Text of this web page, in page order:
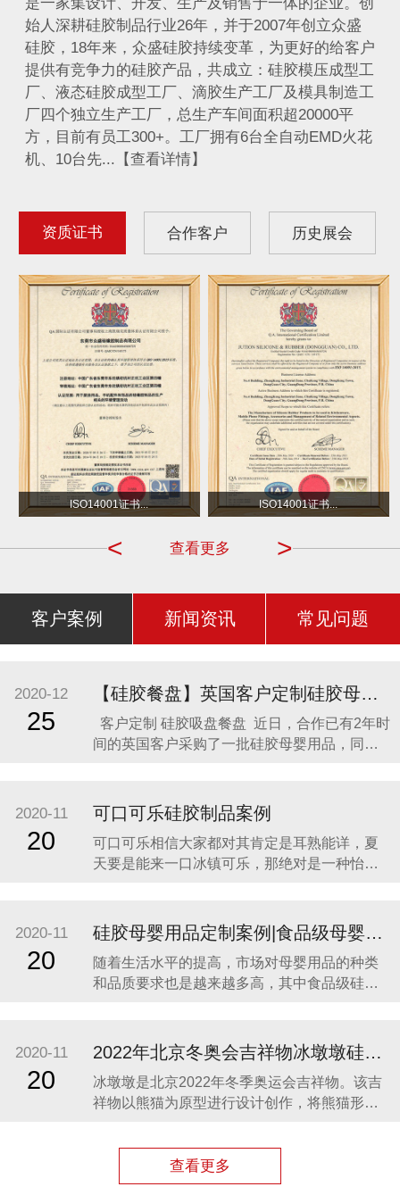
始人深耕硅胶制品行业26年，并于2007年创立众盛
硅胶，18年来，众盛硅胶持续变革，为更好的给客户
提供有竞争力的硅胶产品，共成立：硅胶模压成型工
厂、液态硅胶成型工厂、滴胶生产工厂及模具制造工
厂四个独立生产工厂，总生产车间面积超20000平
方，目前有员工300+。工厂拥有6台全自动EMD火花
机、10台先...【查看详情】
资质证书 合作客户 历史展会
ISO14001证书... ISO14001证书...
>
查看更多
<
沃尔玛 小不点 DOT
客户案例 新闻资讯 常见问题
2020-12
25
【硅胶餐盘】英国客户定制硅胶母婴用品 硅胶吸盘餐盘
客户定制 硅胶吸盘餐盘 近日，合作已有2年时
间的英国客户采购了一批硅胶母婴用品，同时
价格最合理，服务最贴心，正如两年来多次合
作一样。众盛硅胶不是硅胶制品行业内最好
的，但绝对是他合作过众多硅胶制品
2020-11
20
可口可乐硅胶制品案例
可口可乐相信大家都对其肯定是耳熟能详，夏
天要是能来一口冰镇可乐，那绝对是一种怡神
关联呢？ 2014年可口可乐找到我们的时候，我
们也是非常的惊讶，以为是在开玩笑。他们却
很认真的告诉我们，他们想开发一款创意有代
2020-11
20
硅胶母婴用品定制案例|食品级母婴硅胶制品
随着生活水平的提高，市场对母婴用品的种类
和品质要求也是越来越多高，其中食品级硅胶
品的的主要材料之一。众盛硅胶厂家在硅胶制
品行业深耕23年，生产的硅胶母婴用品全球使
用用户超百万。 今天我们就来分享几款热卖的
硅胶母婴
2020-11
20
2022年北京冬奥会吉祥物冰墩墩硅胶制品生产案例
冰墩墩是北京2022年冬季奥运会吉祥物。该吉
祥物以熊猫为原型进行设计创作，将熊猫形象
心，奥运组委会将吉祥物冰墩墩放到东莞生
产，而众盛硅胶也有幸参与了冰墩墩的生产制
查看更多